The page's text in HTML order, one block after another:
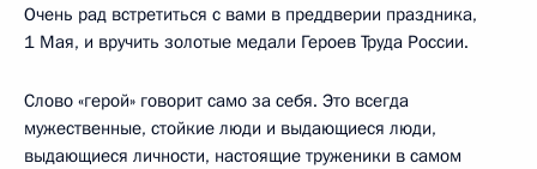
Очень рад встретиться с вами в преддверии праздника,
1 Мая, и вручить золотые медали Героев Труда России.
Слово «герой» говорит само за себя. Это всегда
мужественные, стойкие люди и выдающиеся люди,
выдающиеся личности, настоящие труженики в самом